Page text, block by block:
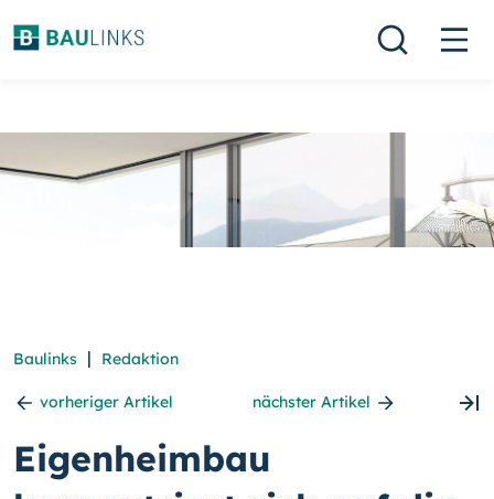
Baulinks | Redaktion
vorheriger Artikel nächster Artikel
Eigenheimbau